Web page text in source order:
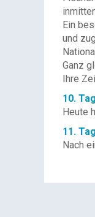
Ein
und
Ganz
Ihre
10.
Heute
11.
Nach